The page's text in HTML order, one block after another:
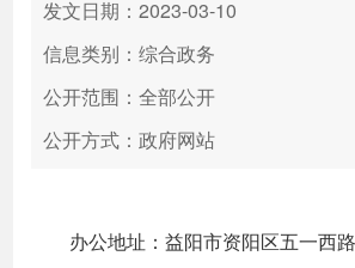
高效办成一件事
发文日期：2023-03-10
信息类别：综合政务
公开范围：全部公开
公开方式：政府网站
办公地址：益阳市资阳区五一西